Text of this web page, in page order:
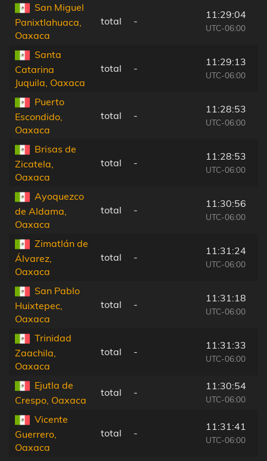
San Miguel
Panixtlahuaca,
Oaxaca
total -
11:29:04
UTC-06:00
Santa
Catarina
Juquila, Oaxaca
total -
11:29:13
UTC-06:00
Puerto
Escondido,
Oaxaca
total -
11:28:53
UTC-06:00
Brisas de
Zicatela,
Oaxaca
total -
11:28:53
UTC-06:00
Ayoquezco
de Aldama,
Oaxaca
total -
11:30:56
UTC-06:00
Zimatlán de
Álvarez,
Oaxaca
total -
11:31:24
UTC-06:00
San Pablo
Huixtepec,
Oaxaca
total -
11:31:18
UTC-06:00
Trinidad
Zaachila,
Oaxaca
total -
11:31:33
UTC-06:00
Ejutla de
Crespo, Oaxaca
total -
11:30:54
UTC-06:00
Vicente
Guerrero,
Oaxaca
total -
11:31:41
UTC-06:00